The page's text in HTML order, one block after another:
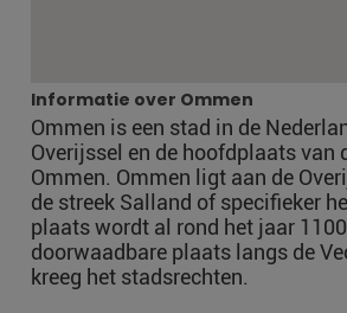
Informatie over Ommen
Ommen is een stad in de
Overijssel en de hoofdplaats van
Ommen. Ommen ligt aan de
de streek Salland of specifieker
plaats wordt al rond het jaar
doorwaadbare plaats langs de
kreeg het stadsrechten.